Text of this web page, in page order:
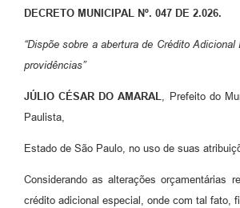
Diário Oficial
Notícias
Contato
DECRETO MUNICIPAL Nº. 047 DE 2.026.
“Dispõe sobre a abertura de Crédito
providências”
JÚLIO CÉSAR DO AMARAL, Prefeito do
Paulista,
Estado de São Paulo, no uso de suas
Considerando as alterações orçamentárias
crédito adicional especial, onde com tal fato,